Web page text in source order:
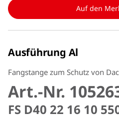
Auf den
Ausführung Al
Fangstange zum Schutz von
Art.-Nr.
FS D40 22 16 10